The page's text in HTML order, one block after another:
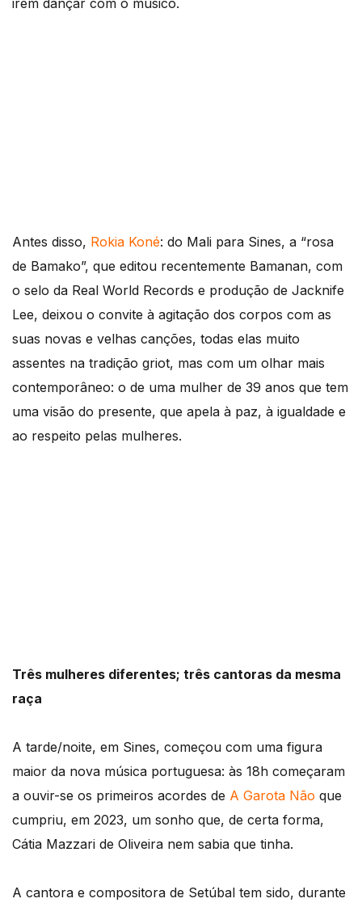
Antes disso, Rokia Koné: do Mali para Sines, a “rosa
de Bamako”, que editou recentemente Bamanan, com
o selo da Real World Records e produção de Jacknife
Lee, deixou o convite à agitação dos corpos com as
suas novas e velhas canções, todas elas muito
assentes na tradição griot, mas com um olhar mais
contemporâneo: o de uma mulher de 39 anos que tem
uma visão do presente, que apela à paz, à igualdade e
ao respeito pelas mulheres.
Três mulheres diferentes; três cantoras da mesma
raça
A tarde/noite, em Sines, começou com uma figura
maior da nova música portuguesa: às 18h começaram
a ouvir-se os primeiros acordes de A Garota Não que
cumpriu, em 2023, um sonho que, de certa forma,
Cátia Mazzari de Oliveira nem sabia que tinha.
A cantora e compositora de Setúbal tem sido, durante